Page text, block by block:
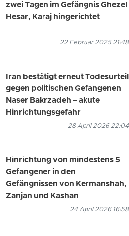
zwei Tagen im Gefängnis Ghezel
Hesar, Karaj hingerichtet
22 Februar 2025 21:48
Iran bestätigt erneut Todesurteil
gegen politischen Gefangenen
Naser Bakrzadeh – akute
Hinrichtungsgefahr
28 April 2026 22:04
Hinrichtung von mindestens 5
Gefangener in den
Gefängnissen von Kermanshah,
Zanjan und Kashan
24 April 2026 16:58